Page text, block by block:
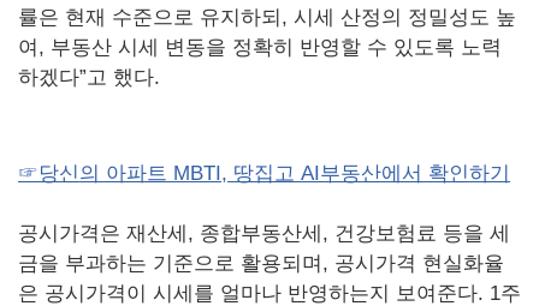
률은 현재 수준으로 유지하되, 시세 산정의 정밀성도 높
여, 부동산 시세 변동을 정확히 반영할 수 있도록 노력
하겠다”고 했다.
☞당신의 아파트 MBTI, 땅집고 AI부동산에서 확인하기
공시가격은 재산세, 종합부동산세, 건강보험료 등을 세
금을 부과하는 기준으로 활용되며, 공시가격 현실화율
은 공시가격이 시세를 얼마나 반영하는지 보여준다. 1주